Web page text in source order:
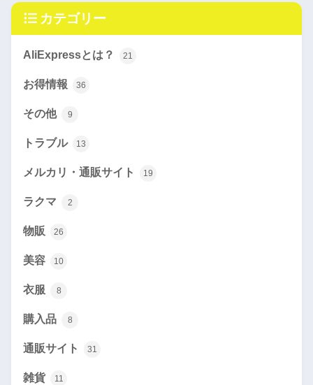
カテゴリー
AliExpressとは？ 21
お得情報 36
その他 9
トラブル 13
メルカリ・通販サイト 19
ラクマ 2
物販 26
美容 10
衣服 8
購入品 8
通販サイト 31
雑貨 11